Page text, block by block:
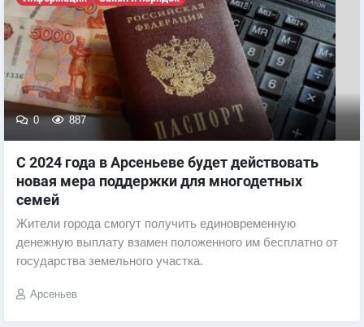
0 887
С 2024 года в Арсеньеве будет действовать
новая мера поддержки для многодетных
семей
Жители города смогут получить единовременную
денежную выплату взамен положенного им бесплатно от
государства земельного участка.
Арсеньев